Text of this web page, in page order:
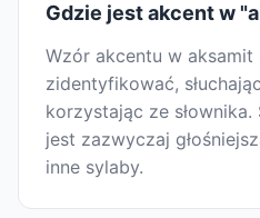
Gdzie jest akcent w
Wzór akcentu w aksamit
zidentyfikować,
korzystając ze
jest zazwyczaj
inne sylaby.